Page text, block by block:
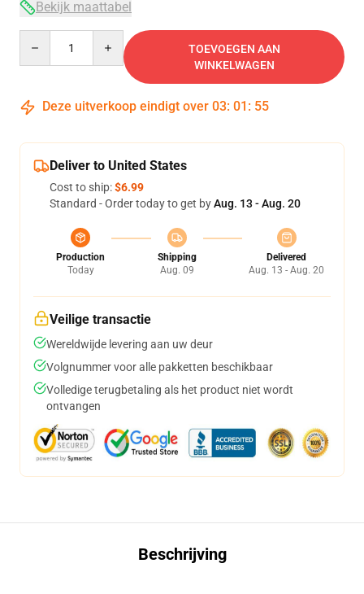
Bekijk maattabel
TOEVOEGEN AAN
WINKELWAGEN
Deze uitverkoop eindigt over 03: 01 : 54
Deliver to United States
Cost to ship:$6.99
Standard - Order today to get byAug. 13 - Aug. 20
Production
Today
Shipping
Aug. 09
Delivered
Aug. 13 - Aug. 20
Veilige transactie
Wereldwijde levering aan uw deur
Volgnummer voor alle pakketten beschikbaar
Volledige terugbetaling als het product niet wordt
ontvangen
Beschrijving